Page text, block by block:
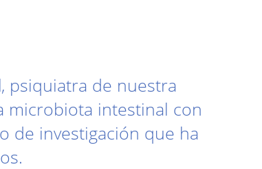
, psiquiatra de nuestra
microbiota intestinal con
de investigación que ha